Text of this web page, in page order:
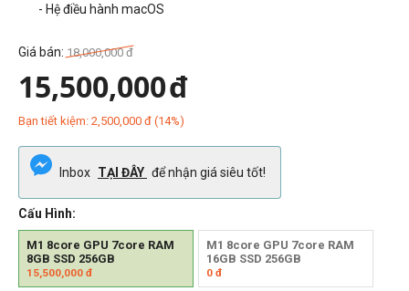
- Hệ điều hành macOS
Giá bán: 18,000,000 đ
15,500,000đ
Bạn tiết kiệm: 2,500,000 đ (14%)
Inbox TẠI ĐÂY để nhận giá siêu tốt!
Cấu Hình:
M1 8core GPU 7core RAM
8GB SSD 256GB
15,500,000 đ
M1 8core GPU 7core RAM
16GB SSD 256GB
0đ